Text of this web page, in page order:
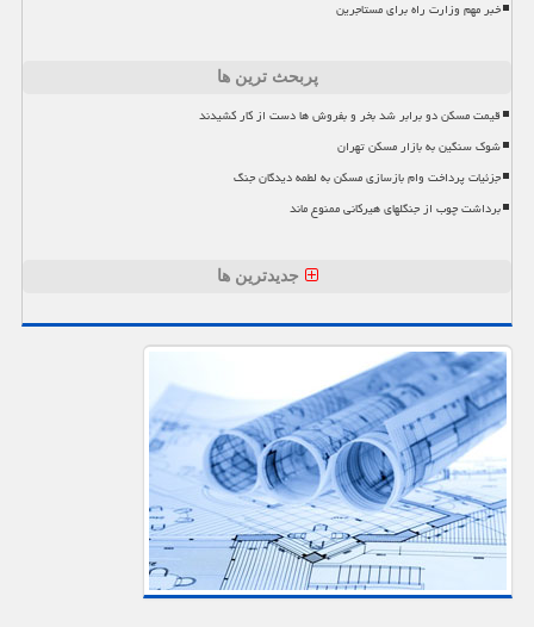
خبر مهم وزارت راه برای مستاجرین
پربحث ترین ها
قیمت مسکن دو برابر شد بخر و بفروش ها دست از کار کشیدند
شوک سنگین به بازار مسکن تهران
جزئیات پرداخت وام بازسازی مسکن به لطمه دیدگان جنگ
برداشت چوب از جنگلهای هیرکانی ممنوع ماند
جدیدترین ها